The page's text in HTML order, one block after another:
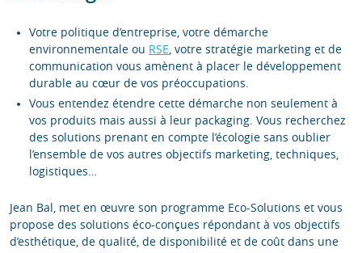
Votre politique d’entreprise, votre démarche
environnementale ou RSE, votre stratégie marketing et de
communication vous amènent à placer le développement
durable au cœur de vos préoccupations.
Vous entendez étendre cette démarche non seulement à
vos produits mais aussi à leur packaging. Vous recherchez
des solutions prenant en compte l’écologie sans oublier
l’ensemble de vos autres objectifs marketing, techniques,
logistiques…
Jean Bal, met en œuvre son programme Eco-Solutions et vous
propose des solutions éco-conçues répondant à vos objectifs
d’esthétique, de qualité, de disponibilité et de coût dans une